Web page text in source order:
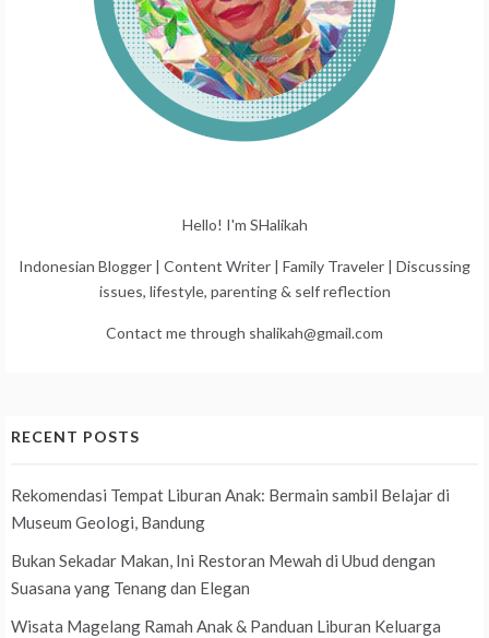
Hello! I'm SHalikah
Indonesian Blogger | Content Writer | Family Traveler | Discussing
issues, lifestyle, parenting & self reflection
Contact me through shalikah@gmail.com
RECENT POSTS
Rekomendasi Tempat Liburan Anak: Bermain sambil Belajar di
Museum Geologi, Bandung
Bukan Sekadar Makan, Ini Restoran Mewah di Ubud dengan
Suasana yang Tenang dan Elegan
Wisata Magelang Ramah Anak & Panduan Liburan Keluarga